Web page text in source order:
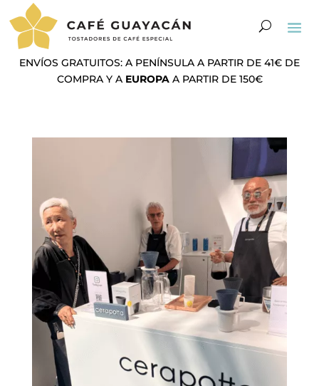
ENVÍOS GRATUITOS: A PENÍNSULA A PARTIR DE 41€ DE
COMPRA Y A EUROPAA PARTIR DE 150€